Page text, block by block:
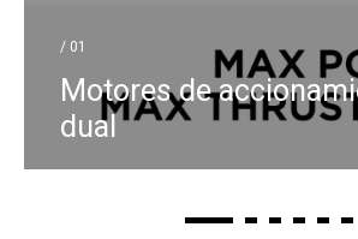
/ 01
Motores de
dual